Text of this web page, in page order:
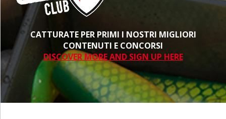
CATTURATE PER PRIMI I NOSTRI MIGLIORI
CONTENUTI E CONCORSI
DISCOVER MORE AND SIGN UP HERE